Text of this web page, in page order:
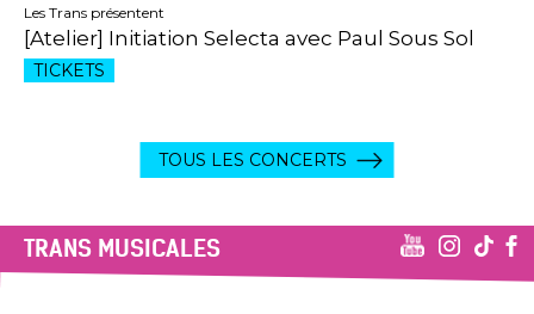
Les Trans présentent
[Atelier] Initiation Selecta avec Paul Sous Sol
TICKETS
TOUS LES CONCERTS
TRANS MUSICALES